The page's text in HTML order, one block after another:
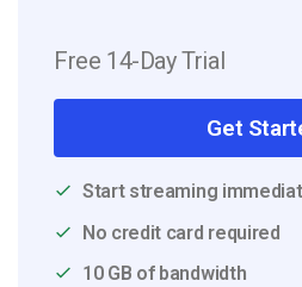
Free 14-Day Trial
Get
Start streaming
No credit card required
10 GB of bandwidth